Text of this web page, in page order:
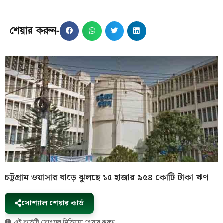
শেয়ার করুন-
চট্টগ্রাম ওয়াসার ঘাড়ে ঝুলছে ১৫ হাজার ৯৫৪ কোটি টাকা ঋণ
সোশ্যাল শেয়ার কার্ড